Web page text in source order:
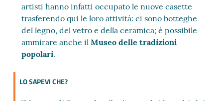
artisti hanno infatti occupato le nuove casette
trasferendo qui le loro attività: ci sono botteghe
del legno, del vetro e della ceramica; è possibile
ammirare anche ilMuseo delle tradizioni
popolari.
LO SAPEVI CHE?